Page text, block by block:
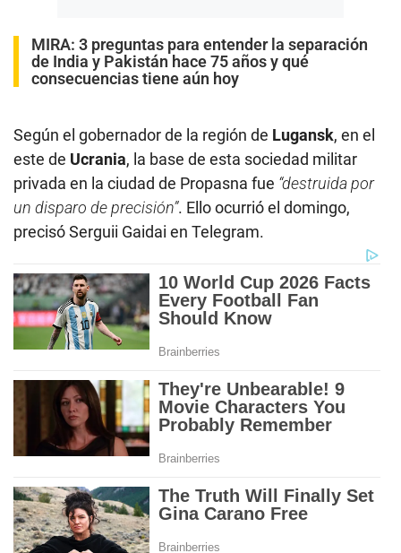
MIRA: 3 preguntas para entender la separación
de India y Pakistán hace 75 años y qué
consecuencias tiene aún hoy
Según el gobernador de la región de Lugansk, en el
este de Ucrania, la base de esta sociedad militar
privada en la ciudad de Propasna fue “destruida por
un disparo de precisión”. Ello ocurrió el domingo,
precisó Serguii Gaidai en Telegram.